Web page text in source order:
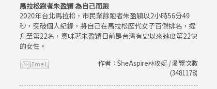
馬拉松跑者朱盈穎 為自己而跑
2020年台北馬拉松，市民業餘跑者朱盈穎以2小時56分49
秒，突破個人紀錄，將自己在馬拉松歷代女子百傑排名，提
升至第22名，意味著朱盈穎目前是台灣有史以來速度第22快
的女性。
作者：SheAspire林玫妮 / 瀏覽次數
(3481178)